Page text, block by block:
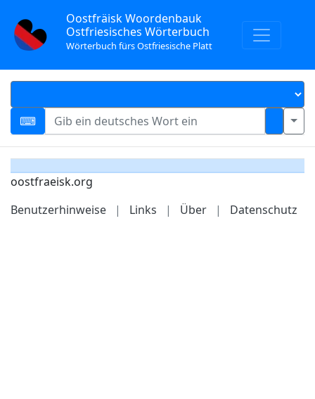
Oostfräisk Woordenbauk
Ostfriesisches Wörterbuch
Wörterbuch fürs Ostfriesische Platt
oostfraeisk.org
Benutzerhinweise
| Links | Über | Datenschutz